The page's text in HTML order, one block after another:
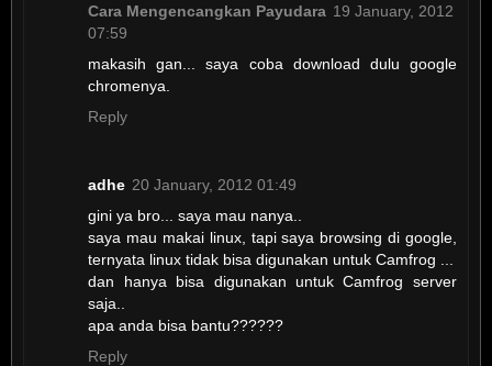
Cara Mengencangkan Payudara 19 January, 2012
07:59
makasih gan... saya coba download dulu google
chromenya.
Reply
adhe 20 January, 2012 01:49
gini ya bro... saya mau nanya..
saya mau makai linux, tapi saya browsing di google,
ternyata linux tidak bisa digunakan untuk Camfrog ...
dan hanya bisa digunakan untuk Camfrog server
saja..
apa anda bisa bantu??????
Reply